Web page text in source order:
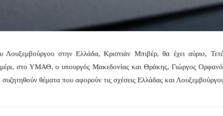
Λουξεμβούργου στην Ελλάδα, Κριστιάν Μπιβέρ, θα έχει αύριο,
στο ΥΜΑΘ, ο υπουργός Μακεδονίας και Θράκης, Γιώργος
συζητηθούν θέματα που αφορούν τις σχέσεις Ελλάδας και